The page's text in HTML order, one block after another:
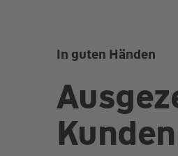
In guten Händen